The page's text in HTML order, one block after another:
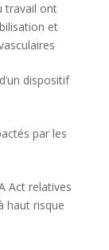
travail ont
et
dispositif
par les
Act relatives
haut risque